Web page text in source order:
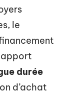
le
apport
durée
d’achat